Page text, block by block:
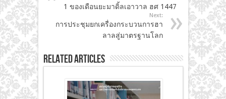
1 ของเดือนยะมาดิ้ลเอาวาล ฮศ 1447
Next:
การประชุมยกเครื่องกระบวนการฮา
ลาลสู่มาตรฐานโลก
Related Articles